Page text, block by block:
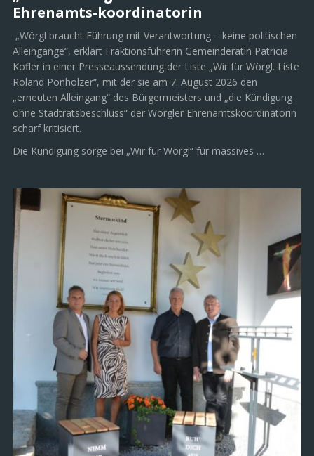
Ehrenamts-koordinatorin
„Wörgl braucht Führung mit Verantwortung – keine politischen
Alleingänge“, erklärt Fraktionsführerin Gemeinderätin Patricia
Kofler in einer Presseaussendung der Liste „Wir für Wörgl. Liste
Roland Ponholzer“, mit der sie am 7. August 2026 den
„erneuten Alleingang“ des Bürgermeisters und „die Kündigung
ohne Stadtratsbeschluss“ der Wörgler Ehrenamtskoordinatorin
scharf kritisiert.
Die Kündigung sorge bei „Wir für Wörgl“ für massives …